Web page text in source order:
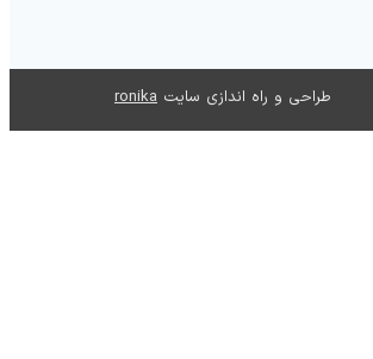
طراحی و راه اندازی سایت ronika